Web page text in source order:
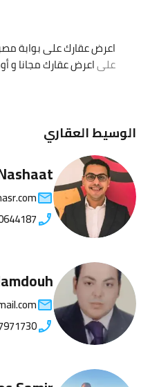
اعرض عقارك على بوابة مصر
علىاعرض عقارك مجانا و
الوسيط العقاري